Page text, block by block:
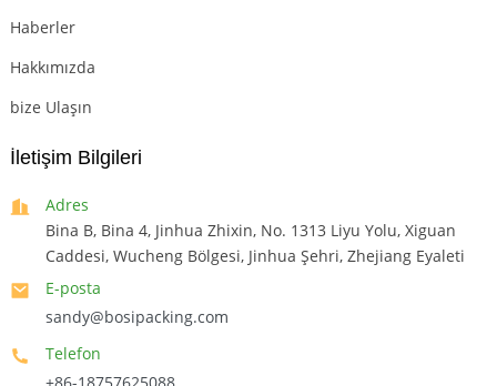
Haberler
Hakkımızda
bize Ulaşın
İletişim Bilgileri
Adres
Bina B, Bina 4, Jinhua Zhixin, No. 1313 Liyu Yolu, Xiguan
Caddesi, Wucheng Bölgesi, Jinhua Şehri, Zhejiang Eyaleti
E-posta
sandy@bosipacking.com
Telefon